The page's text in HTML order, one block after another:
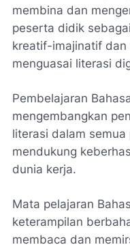
membina dan
peserta didik
kreatif-imajinatif dan
menguasai literasi
Pembelajaran
mengembangkan
literasi dalam
mendukung
dunia kerja.
Mata pelajaran
keterampilan
membaca dan